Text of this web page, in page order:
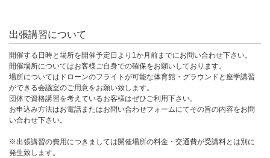
出張講習について
開催する日時と場所を開催予定日より1か月前までにお問い合わせ下さい。
開催場所についてはお客様ご自身での確保をお願いしております。
場所についてはドローンのフライトが可能な体育館・グラウンドと座学講習
ができる会議室のご用意をお願い致します。
団体で資格講習を考えているお客様はぜひご利用下さい。
お申込み方法はお電話またはお問い合わせフォームにてその旨の内容をお問
い合わせ下さい。
※出張講習の費用につきましては開催場所の料金・交通費が受講料とは別に
発生致します。